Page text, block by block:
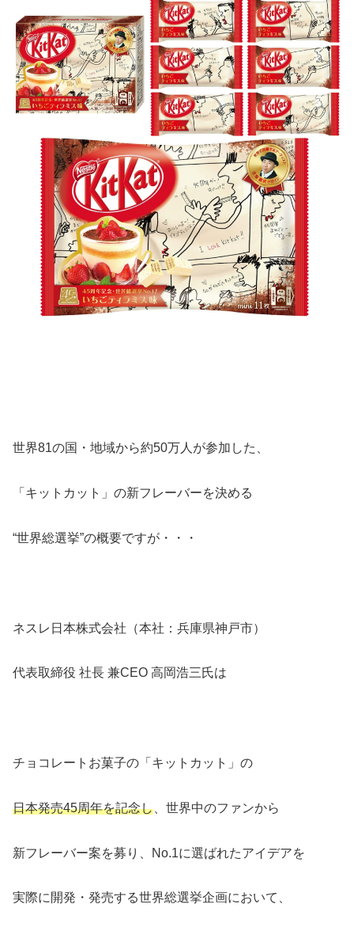
世界81の国・地域から約50万人が参加した、
「キットカット」の新フレーバーを決める
“世界総選挙”の概要ですが・・・
ネスレ日本株式会社（本社：兵庫県神戸市）
代表取締役 社長 兼CEO 高岡浩三氏は
チョコレートお菓子の「キットカット」の
日本発売45周年を記念し 、世界中のファンから
新フレーバー案を募り、No.1に選ばれたアイデアを
実際に開発・発売する世界総選挙企画において、